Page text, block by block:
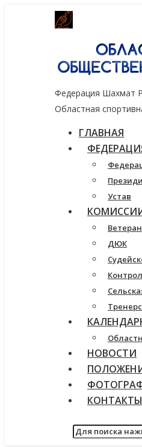
Федерация Шахмат
Областная
ГЛАВНАЯ
Устав
ДЮК
НОВОСТИ
КОНТАКТЫ